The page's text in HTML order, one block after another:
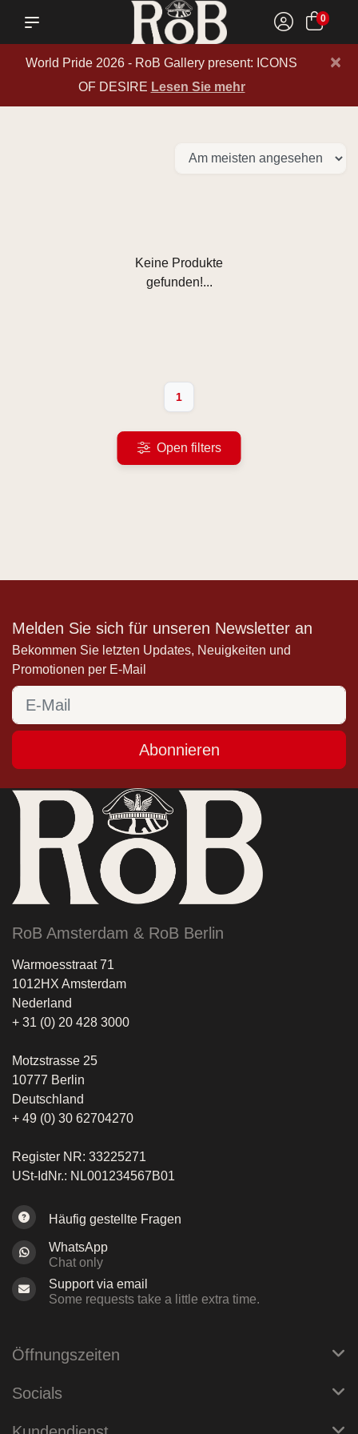
0
World Pride 2026 - RoB Gallery present: ICONS
OF DESIRE Lesen Sie mehr
×
Keine Produkte
gefunden!...
1
Open filters
Melden Sie sich für unseren Newsletter an
Bekommen Sie letzten Updates, Neuigkeiten und
Promotionen per E-Mail
Abonnieren
RoB Amsterdam & RoB Berlin
Warmoesstraat 71
1012HX Amsterdam
Nederland
+ 31 (0) 20 428 3000
Motzstrasse 25
10777 Berlin
Deutschland
+ 49 (0) 30 62704270
Register NR: 33225271
USt-IdNr.: NL001234567B01
Häufig gestellte Fragen
WhatsApp
Chat only
Support via email
Some requests take a little extra time.
Öffnungszeiten
Socials